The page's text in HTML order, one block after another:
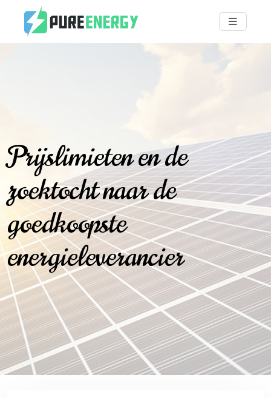
Prijslimieten en de
zoektocht naar de
goedkoopste
energieleverancier